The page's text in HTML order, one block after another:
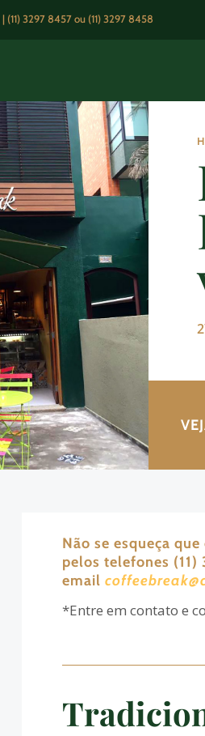
| (11) 3297 8457ou (11) 3297 8458
Não se esqueça
pelos telefones
email
*Entre em contato e